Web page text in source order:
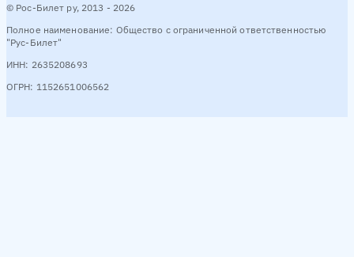
© Рос-Билет ру, 2013 - 2026
Полное наименование: Общество с ограниченной ответственностью
"Рус-Билет"
ИНН: 2635208693
ОГРН: 1152651006562